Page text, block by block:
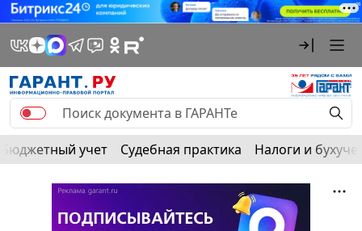
Бюджетный учет Судебная практика Налоги и